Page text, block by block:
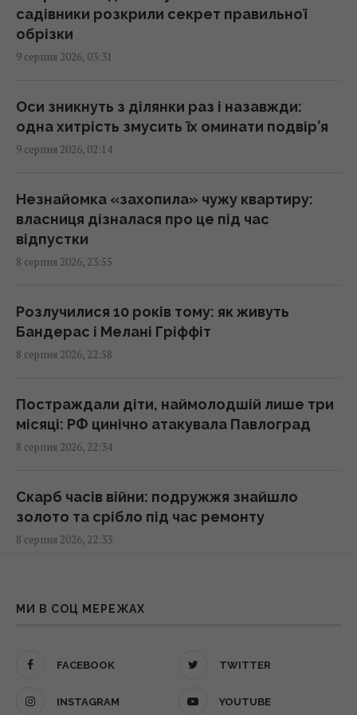
Росія може застосувати ядерну зброю
проти України: у МЗС Туреччини назвали
00:37 неділя, 09 серпня 2026
Має невдоволений вигляд і є майстром
Австралії
00:30 неділя, 09 серпня 2026
Європейські річки обміліли: DW розповів,
23:53 субота, 08 серпня 2026
Жителів Одеси готують до захисту міста
23:26 субота, 08 серпня 2026
Стародавній римлянин міг збирати кістки
колекцію
23:23 субота, 08 серпня 2026
22:39 субота, 08 серпня 2026
У Балтійському морі швидко поширюється
22:25 субота, 08 серпня 2026
садівники розкрили секрет правильної
обрізки
9 серпня 2026, 03:31
Оси зникнуть з ділянки раз і назавжди:
одна хитрість змусить їх оминати подвір’я
9 серпня 2026, 02:14
Незнайомка «захопила» чужу квартиру:
власниця дізналася про це під час
відпустки
8 серпня 2026, 23:55
Розлучилися 10 років тому: як живуть
Бандерас і Мелані Гріффіт
8 серпня 2026, 22:58
Постраждали діти, наймолодшій лише три
місяці: РФ цинічно атакувала Павлоград
8 серпня 2026, 22:34
Скарб часів війни: подружжя знайшло
золото та срібло під час ремонту
8 серпня 2026, 22:33
рушники, щоб вони пахли свіжістю
Зеленський розставив всі крапки над "і"
МИ В СОЦ МЕРЕЖАХ
FACEBOOK TWITTER
INSTAGRAM YOUTUBE